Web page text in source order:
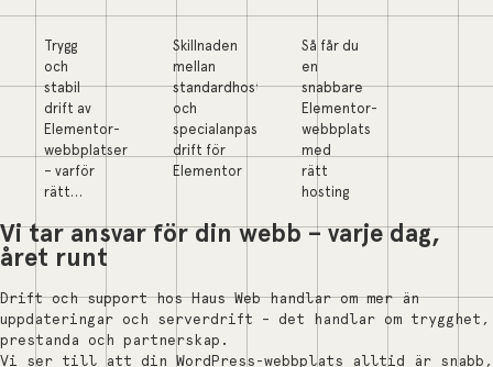
Trygg
och
stabil
drift av
Elementor-
webbplatser
– varför
rätt…
Skillnaden
mellan
standardhosting
och
specialanpassad
drift för
Elementor
Så får du
en
snabbare
Elementor-
webbplats
med
rätt
hosting
Vi tar ansvar för din webb – varje dag,
året runt
Drift och support hos Haus Web handlar om mer än
uppdateringar och serverdrift – det handlar om trygghet,
prestanda och partnerskap.
Vi ser till att din WordPress-webbplats alltid är snabb,